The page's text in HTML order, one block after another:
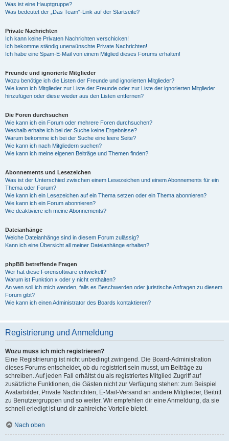
Was ist eine Hauptgruppe?
Was bedeutet der „Das Team“-Link auf der Startseite?
Private Nachrichten
Ich kann keine Privaten Nachrichten verschicken!
Ich bekomme ständig unerwünschte Private Nachrichten!
Ich habe eine Spam-E-Mail von einem Mitglied dieses Forums erhalten!
Freunde und ignorierte Mitglieder
Wozu benötige ich die Listen der Freunde und ignorierten Mitglieder?
Wie kann ich Mitglieder zur Liste der Freunde oder zur Liste der ignorierten Mitglieder
hinzufügen oder diese wieder aus den Listen entfernen?
Die Foren durchsuchen
Wie kann ich ein Forum oder mehrere Foren durchsuchen?
Weshalb erhalte ich bei der Suche keine Ergebnisse?
Warum bekomme ich bei der Suche eine leere Seite?
Wie kann ich nach Mitgliedern suchen?
Wie kann ich meine eigenen Beiträge und Themen finden?
Abonnements und Lesezeichen
Was ist der Unterschied zwischen einem Lesezeichen und einem Abonnements für ein
Thema oder Forum?
Wie kann ich ein Lesezeichen auf ein Thema setzen oder ein Thema abonnieren?
Wie kann ich ein Forum abonnieren?
Wie deaktiviere ich meine Abonnements?
Dateianhänge
Welche Dateianhänge sind in diesem Forum zulässig?
Kann ich eine Übersicht all meiner Dateianhänge erhalten?
phpBB betreffende Fragen
Wer hat diese Forensoftware entwickelt?
Warum ist Funktion x oder y nicht enthalten?
An wen soll ich mich wenden, falls es Beschwerden oder juristische Anfragen zu diesem
Forum gibt?
Wie kann ich einen Administrator des Boards kontaktieren?
Registrierung und Anmeldung
Wozu muss ich mich registrieren?
Eine Registrierung ist nicht unbedingt zwingend. Die Board-Administration
dieses Forums entscheidet, ob du registriert sein musst, um Beiträge zu
schreiben. Auf jeden Fall erhältst du als registriertes Mitglied Zugriff auf
zusätzliche Funktionen, die Gästen nicht zur Verfügung stehen: zum Beispiel
Avatarbilder, Private Nachrichten, E-Mail-Versand an andere Mitglieder, Beitritt
zu Benutzergruppen und so weiter. Wir empfehlen dir eine Anmeldung, da sie
schnell erledigt ist und dir zahlreiche Vorteile bietet.
Nach oben